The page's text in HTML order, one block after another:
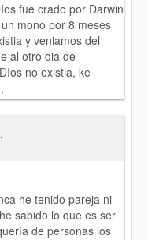
fue crado por Darwin
mono por 8 meses
y veniamos del
al otro dia de
no existia, ke
he tenido pareja ni
sabido lo que es ser
de personas los